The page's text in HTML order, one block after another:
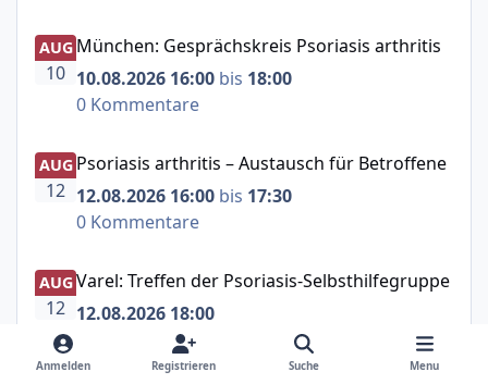
München: Gesprächskreis Psoriasis arthritis
AUG
10
München: Gesprächskreis Psoriasis arthritis
10.08.2026 16:00 bis 18:00
0 Kommentare
Psoriasis arthritis – Austausch für Betroffene
AUG
12
Psoriasis arthritis – Austausch für Betroffene
12.08.2026 16:00 bis 17:30
0 Kommentare
Varel: Treffen der Psoriasis-Selbsthilfegruppe
AUG
12
Varel: Treffen der Psoriasis-Selbsthilfegruppe
12.08.2026 18:00
0 Kommentare
Anmelden Registrieren Suche Menu